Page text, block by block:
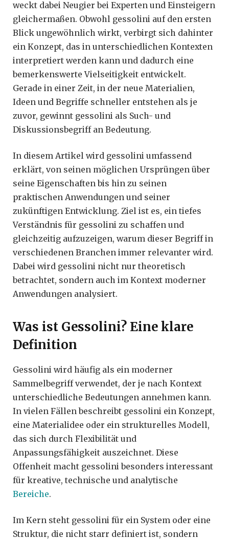
weckt dabei Neugier bei Experten und Einsteigern
gleichermaßen. Obwohl gessolini auf den ersten
Blick ungewöhnlich wirkt, verbirgt sich dahinter
ein Konzept, das in unterschiedlichen Kontexten
interpretiert werden kann und dadurch eine
bemerkenswerte Vielseitigkeit entwickelt.
Gerade in einer Zeit, in der neue Materialien,
Ideen und Begriffe schneller entstehen als je
zuvor, gewinnt gessolini als Such- und
Diskussionsbegriff an Bedeutung.
In diesem Artikel wird gessolini umfassend
erklärt, von seinen möglichen Ursprüngen über
seine Eigenschaften bis hin zu seinen
praktischen Anwendungen und seiner
zukünftigen Entwicklung. Ziel ist es, ein tiefes
Verständnis für gessolini zu schaffen und
gleichzeitig aufzuzeigen, warum dieser Begriff in
verschiedenen Branchen immer relevanter wird.
Dabei wird gessolini nicht nur theoretisch
betrachtet, sondern auch im Kontext moderner
Anwendungen analysiert.
Was ist Gessolini? Eine klare
Definition
Gessolini wird häufig als ein moderner
Sammelbegriff verwendet, der je nach Kontext
unterschiedliche Bedeutungen annehmen kann.
In vielen Fällen beschreibt gessolini ein Konzept,
eine Materialidee oder ein strukturelles Modell,
das sich durch Flexibilität und
Anpassungsfähigkeit auszeichnet. Diese
Offenheit macht gessolini besonders interessant
für kreative, technische und analytische
Bereiche.
Im Kern steht gessolini für ein System oder eine
Struktur, die nicht starr definiert ist, sondern